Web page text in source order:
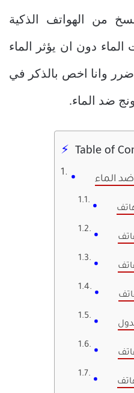
من الهواتف الذكية
الماء دون ان يؤثر الماء
وانا اخص بالذكر في
ضد الماء.
Table of
الماء